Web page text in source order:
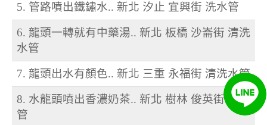
5. 管路噴出鐵鏽水.. 新北 汐止 宜興街 洗水管
6. 龍頭一轉就有中藥湯.. 新北 板橋 沙崙街 清洗
水管
7. 龍頭出水有顏色.. 新北 三重 永福街 清洗水管
8. 水龍頭噴出香濃奶茶.. 新北 樹林 俊英街 洗水
管